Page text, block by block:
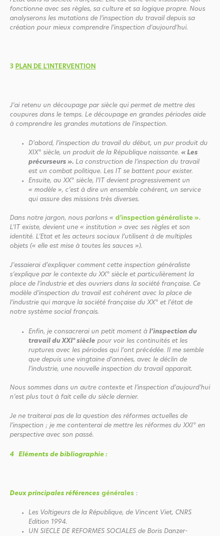
fonctionne avec ses règles, sa culture et sa logique propre. Nous
analyserons les mutations de l’inspection du travail depuis sa
création pour mieux comprendre l’inspection d’aujourd’hui.
3 PLAN DE L’INTERVENTION
J’ai retenu un découpage par siècle qui permet de mettre des
coupures dans le temps. Le découpage en grandes périodes aide
à comprendre les grandes mutations de l’inspection.
D’abord, l’inspection du travail du début, un pur produit du
XIX° siècle, un produit de la République naissante.« Les
précurseurs ».La construction de l’inspection du travail
est un combat politique. Les IT se battent pour exister.
Ensuite, au XX° siècle, l’IT devient progressivement un
« modèle », c’est à dire un ensemble cohérent, un service
qui assure des missions très diverses.
Dans notre jargon, nous parlons « d’inspection généraliste ».
L’IT existe, devient une « institution » avec ses règles et son
identité. L’Etat et les acteurs sociaux l’utilisent à de multiples
objets (« elle est mise à toutes les sauces »).
J’essaierai d’expliquer comment cette inspection généraliste
s’explique par le contexte du XX° siècle et particulièrement la
place de l’industrie et des ouvriers dans la société française. Ce
modèle d’inspection du travail est cohérent avec la place de
l’industrie qui marque la société française du XX° et l’état de
notre système social français.
Enfin, je consacrerai un petit moment àl’inspection du
travail du XXI° siècle pour voir les continuités et les
ruptures avec les périodes qui l’ont précédée. Il me semble
que depuis une vingtaine d’années, avec le déclin de
l’industrie, une nouvelle inspection du travail apparait.
Nous sommes dans un autre contexte et l’inspection d’aujourd’hui
n’est plus tout à fait celle du siècle dernier.
Je ne traiterai pas de la question des réformes actuelles de
l’inspection ; je me contenterai de mettre les réformes du XXI° en
perspective avec son passé.
4 Eléments de bibliographie :
Deux principales références générales :
Les Voltigeurs de la République, de Vincent Viet, CNRS
Edition 1994.
UN SIECLE DE REFORMES SOCIALES de Boris Danzer-